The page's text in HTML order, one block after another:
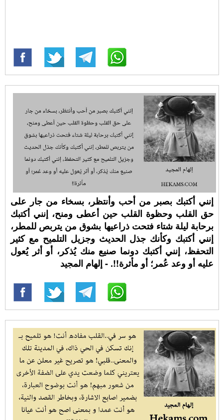
إنني أكتبك بصبر من أحب وأنتظر، بسخاء من جار على
حق القلب وحظوة القلب حين أعطى ومنح، إنني أكتبك
برحابة ليلة شتاء فتحت ذراعيها بشوق من يتربص للمطر،
إنني أكتبك وكأنك جذل الحديث وجزيل التلميح مع كثير
التحفظ، إنني أكتبك دونما صنيع منك يُذكر، أو أثر يُعول
عليه أو وعد عُمر؛ أو مأثرة!!. - إلهام المجيد